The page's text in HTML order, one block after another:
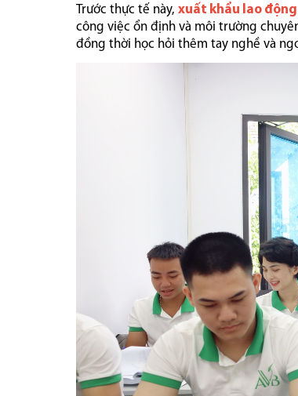
Trước thực tế này, xuất khẩu lao
công việc ổn định và môi trường
đồng thời học hỏi thêm tay nghề và